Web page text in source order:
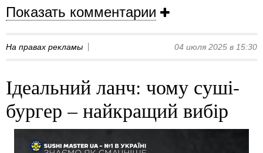
Показать комментарии
На правах рекламы 04 июля 2025 в 15:30
Ідеальний ланч: чому суші-
бургер – найкращий вибір